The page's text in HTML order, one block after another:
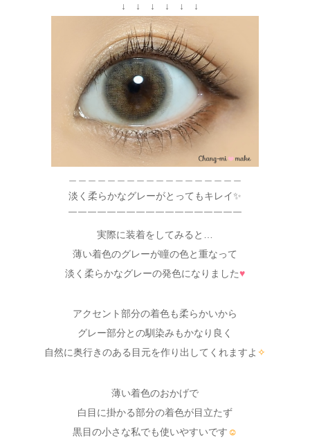
↓ ↓ ↓ ↓ ↓ ↓
淡く柔らかなグレーがとってもキレイ✨
￣￣￣￣￣￣￣￣￣￣￣￣￣￣￣￣￣￣
実際に装着をしてみると…
薄い着色のグレーが瞳の色と重なって
淡く柔らかなグレーの発色になりました♥
アクセント部分の着色も柔らかいから
グレー部分との馴染みもかなり良く
自然に奥行きのある目元を作り出してくれますよ ✧
薄い着色のおかげで
白目に掛かる部分の着色が目立たず
黒目の小さな私でも使いやすいです ☺